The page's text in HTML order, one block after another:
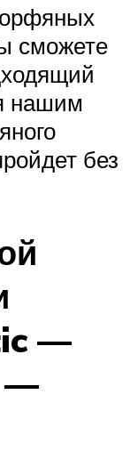
сможете
нашим
без
—
—